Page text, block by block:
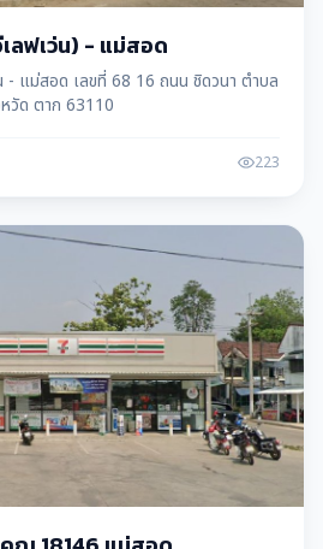
ลฟเว่น) - แม่สอด
- แม่สอด เลขที่ 68 16 ถนน ชิดวนา ตำบล
วัด ตาก 63110
223